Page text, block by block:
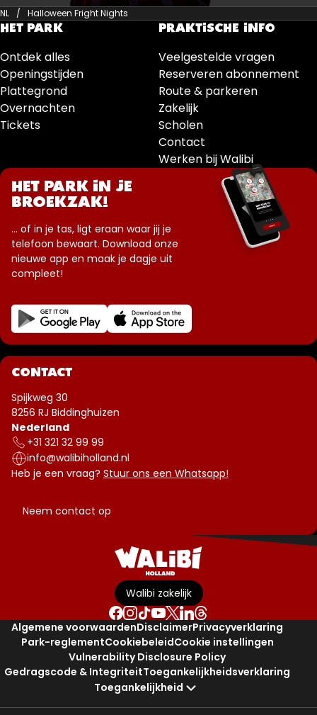
NL
Halloween Fright Nights
HET PARK
Ontdek alles
Openingstijden
Plattegrond
Overnachten
Tickets
PRAKTISCHE INFO
Veelgestelde vragen
Reserveren abonnement
Route & parkeren
Zakelijk
Scholen
Contact
Werken bij Walibi
HET PARK IN JE
BROEKZAK!
... of in je tas, ligt eraan waar jij je
telefoon bewaart. Download onze
nieuwe app en maak je dagje uit
compleet!
CONTACT
Spijkweg 30
8256 RJ Biddinghuizen
Nederland
+31 321 32 99 99
info@walibiholland.nl
Heb je een vraag? Stuur ons een Whatsapp!
Neem contact op
Walibi zakelijk
Algemene voorwaardenDisclaimerPrivacyverklaring
Park-reglementCookiebeleidCookie instellingen
Vulnerability Disclosure Policy
Gedragscode & IntegriteitToegankelijkheidsverklaring
Toegankelijkheid